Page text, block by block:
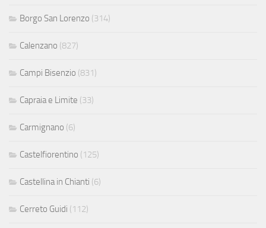
Borgo San Lorenzo (314)
Calenzano (827)
Campi Bisenzio (831)
Capraia e Limite (33)
Carmignano (6)
Castelfiorentino (125)
Castellina in Chianti (6)
Cerreto Guidi (112)